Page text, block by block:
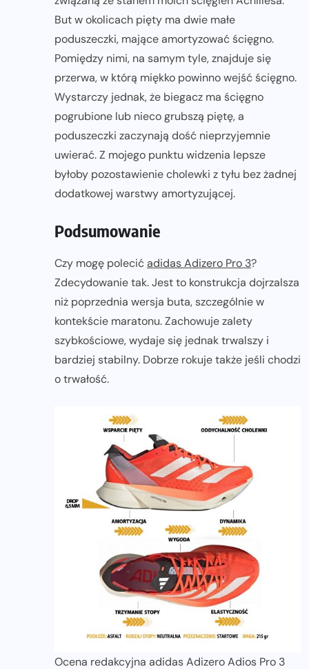
But w okolicach pięty ma dwie małe
poduszeczki, mające amortyzować ścięgno.
Pomiędzy nimi, na samym tyle, znajduje się
przerwa, w którą miękko powinno wejść ścięgno.
Wystarczy jednak, że biegacz ma ścięgno
pogrubione lub nieco grubszą piętę, a
poduszeczki zaczynają dość nieprzyjemnie
uwierać. Z mojego punktu widzenia lepsze
byłoby pozostawienie cholewki z tyłu bez żadnej
dodatkowej warstwy amortyzującej.
Podsumowanie
Czy mogę polecićadidas Adizero Pro 3?
Zdecydowanie tak. Jest to konstrukcja dojrzalsza
niż poprzednia wersja buta, szczególnie w
kontekście maratonu. Zachowuje zalety
szybkościowe, wydaje się jednak trwalszy i
bardziej stabilny. Dobrze rokuje także jeśli chodzi
o trwałość.
Ocena redakcyjna adidas Adizero Adios Pro 3